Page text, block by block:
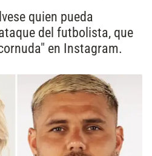
quien pueda
del futbolista, que
en Instagram.